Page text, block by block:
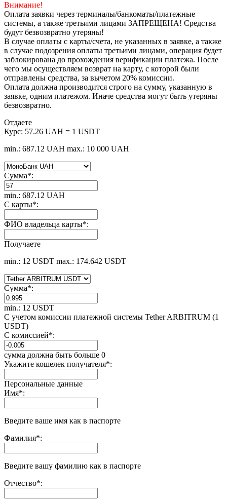
Внимание!
Оплата заявки через терминалы/банкоматы/платежные
системы, а также третьими лицами ЗАПРЕЩЕНА! Средства
будут безвозвратно утеряны!
В случае оплаты с карты/счета, не указанных в заявке, а также
в случае подозрения оплаты третьими лицами, операция будет
заблокирована до прохождения верификации платежа. После
чего мы осуществляем возврат на карту, с которой были
отправлены средства, за вычетом 20% комиссии.
Оплата должна производится строго на сумму, указанную в
заявке, одним платежом. Иначе средства могут быть утеряны
безвозвратно.
Отдаете
Курс: 57.26 UAH = 1 USDT
min.: 687.12 UAH max.: 10 000 UAH
Сумма*:
min.: 687.12 UAH
С карты*:
ФИО владельца карты*:
Получаете
min.: 12 USDT max.: 174.642 USDT
Сумма*:
min.: 12 USDT
С учетом комиссии платежной системы Tether ARBITRUM (1
USDT)
С комиссией*:
сумма должна быть больше 0
Укажите кошелек получателя*:
Персональные данные
Имя*:
Введите ваше имя как в паспорте
Фамилия*:
Введите вашу фамилию как в паспорте
Отчество*: